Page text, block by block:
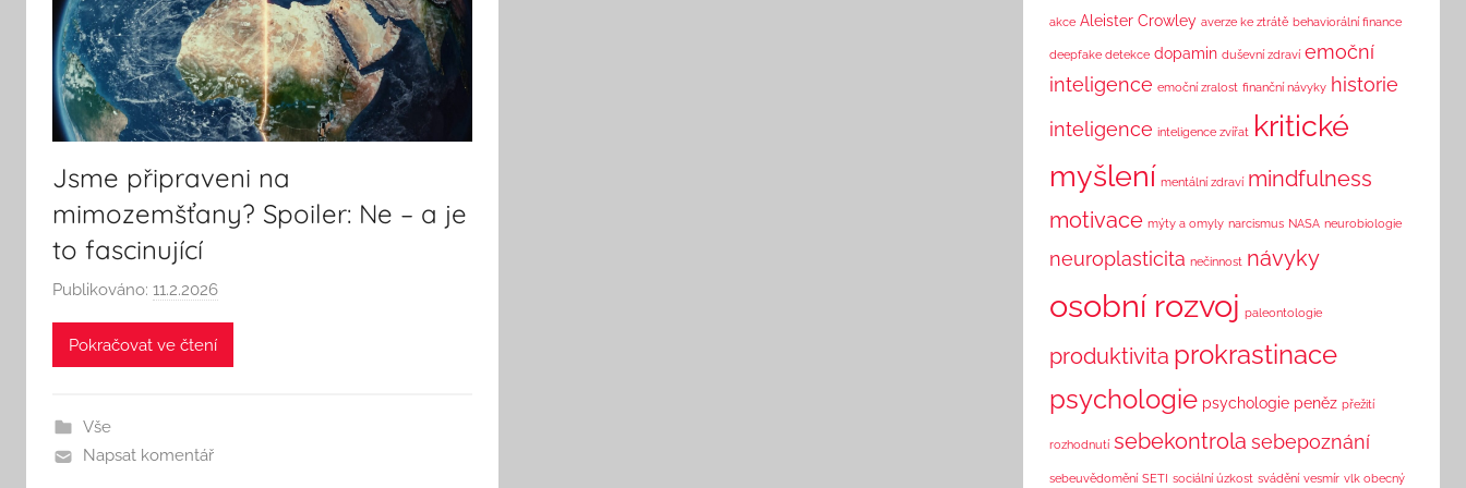
Jsme připraveni na
mimozemšťany? Spoiler: Ne – a je
to fascinující
Publikováno: 11.2.2026
u
Pokračovat ve čtení
Vše
Napsat komentář
akce Aleister Crowley averze ke ztrátě behaviorální finance
deepfake detekce dopamin duševní zdraví emoční
inteligence emoční zralost finanční návyky historie
inteligence inteligence zvířat kritické
myšlení mentální zdraví mindfulness
motivace mýty a omyly narcismus NASA neurobiologie
neuroplasticita nečinnost návyky
osobní rozvoj paleontologie
produktivita prokrastinace
psychologie psychologie peněz přežití
rozhodnutí sebekontrola sebepoznání
sebeuvědomění SETI sociální úzkost svádění vesmír vlk obecný